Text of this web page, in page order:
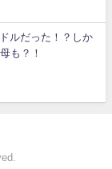
ルだった！？しか
も？！